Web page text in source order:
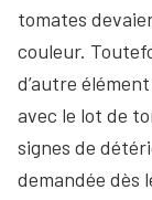
tomates
couleur.
d’autre
avec le lot de
signes de
demandée dès